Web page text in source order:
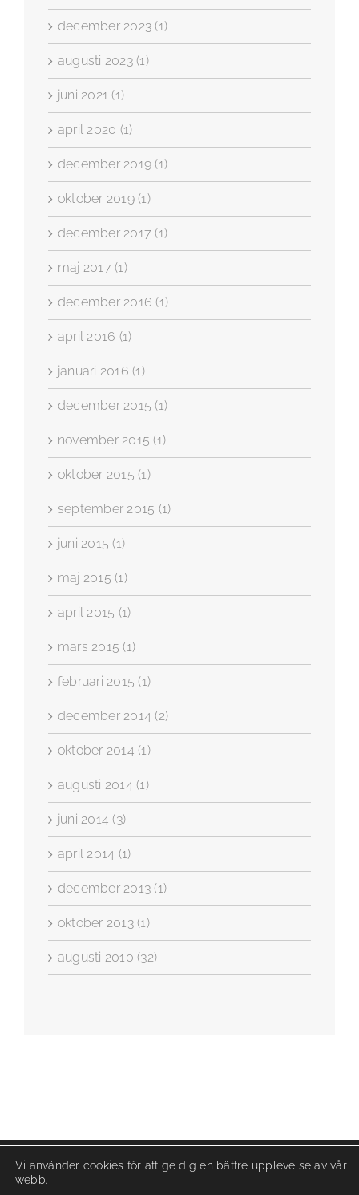
december 2023 (1)
augusti 2023 (1)
juni 2021 (1)
april 2020 (1)
december 2019 (1)
oktober 2019 (1)
december 2017 (1)
maj 2017 (1)
december 2016 (1)
april 2016 (1)
januari 2016 (1)
december 2015 (1)
november 2015 (1)
oktober 2015 (1)
september 2015 (1)
juni 2015 (1)
maj 2015 (1)
april 2015 (1)
mars 2015 (1)
februari 2015 (1)
december 2014 (2)
oktober 2014 (1)
augusti 2014 (1)
juni 2014 (3)
april 2014 (1)
december 2013 (1)
oktober 2013 (1)
augusti 2010 (32)
Vi använder cookies för att ge dig en bättre upplevelse av vår
webb.